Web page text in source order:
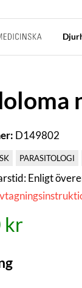
D149802
PARASITOLOGI
Enligt
kr